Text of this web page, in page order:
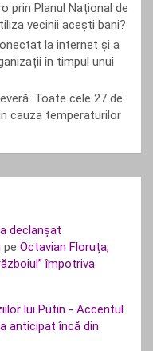
prin Planul Național de
vecinii acești bani?
la internet și a
în timpul unui
Toate cele 27 de
cauza temperaturilor
declanșat
pe Octavian Floruța,
împotriva
lui Putin - Accentul
anticipat încă din